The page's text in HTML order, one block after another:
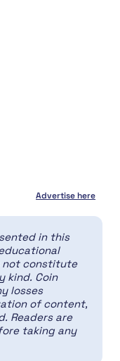
Advertise here
in this
not constitute
kind. Coin
losses
of content,
Readers are
taking any